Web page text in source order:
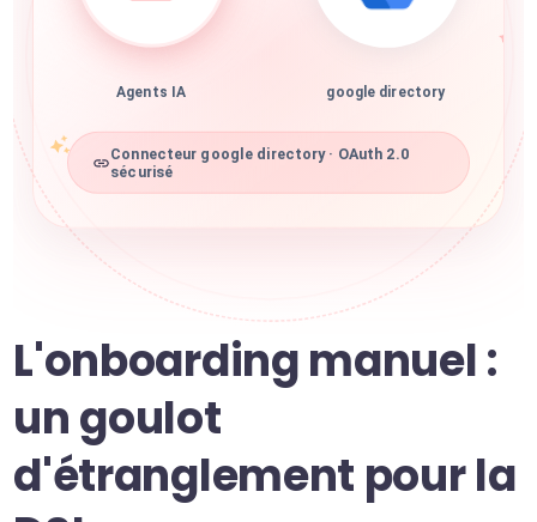
Agents IA google directory
Connecteur google directory · OAuth 2.0
sécurisé
L'onboarding manuel :
un goulot
d'étranglement pour la